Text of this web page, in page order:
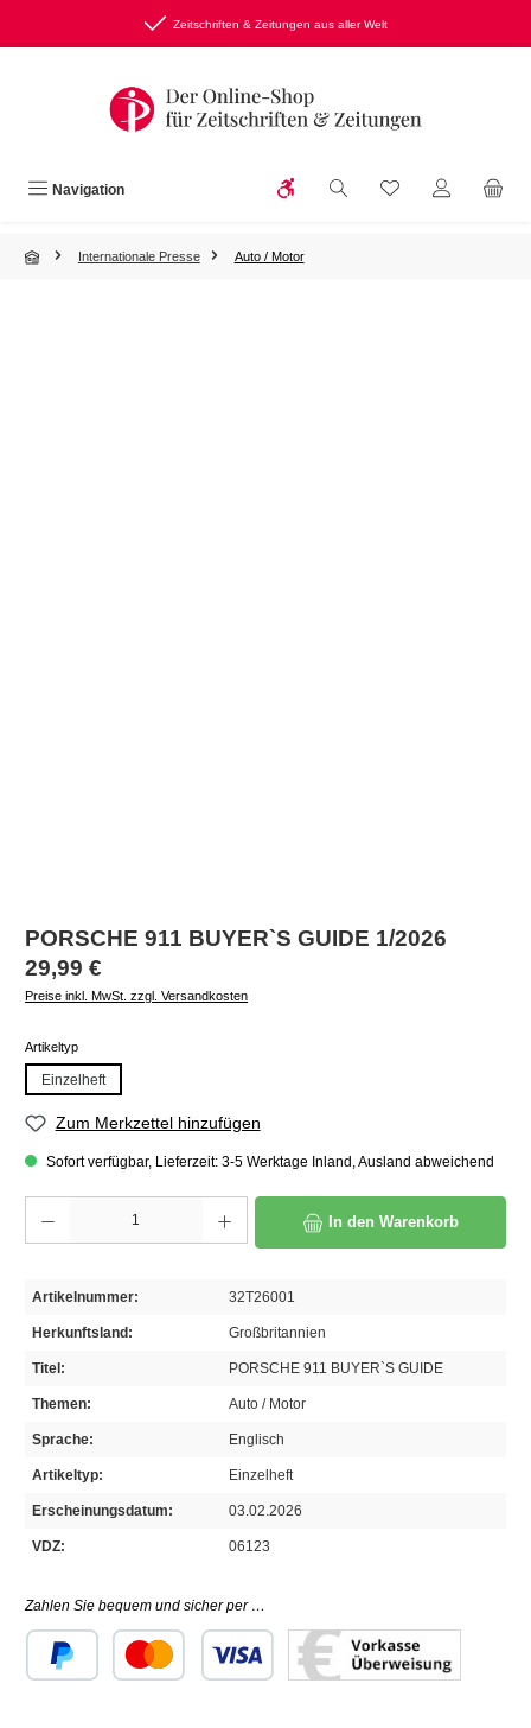
Zum Hauptinhalt springen Zeitschriften & Zeitungen aus aller Welt
Navigation Werkzeugleiste anzeigen
Du hast 0
Internationale Presse Auto / Motor
PORSCHE 911 BUYER`S GUIDE 1/2026
Regulärer Preis:
29,99 €
Preise inkl. MwSt. zzgl. Versandkosten
Artikeltypauswählen
Einzelheft
Zum Merkzettel hinzufügen
Sofort verfügbar, Lieferzeit: 3-5 Werktage Inland, Ausland abweichend
In den Warenkorb
Artikelnummer: 32T26001
Herkunftsland: Großbritannien
Titel: PORSCHE 911 BUYER`S GUIDE
Themen: Auto / Motor
Sprache: Englisch
Artikeltyp: Einzelheft
Erscheinungsdatum: 03.02.2026
VDZ: 06123
Zahlen Sie bequem und sicher per …